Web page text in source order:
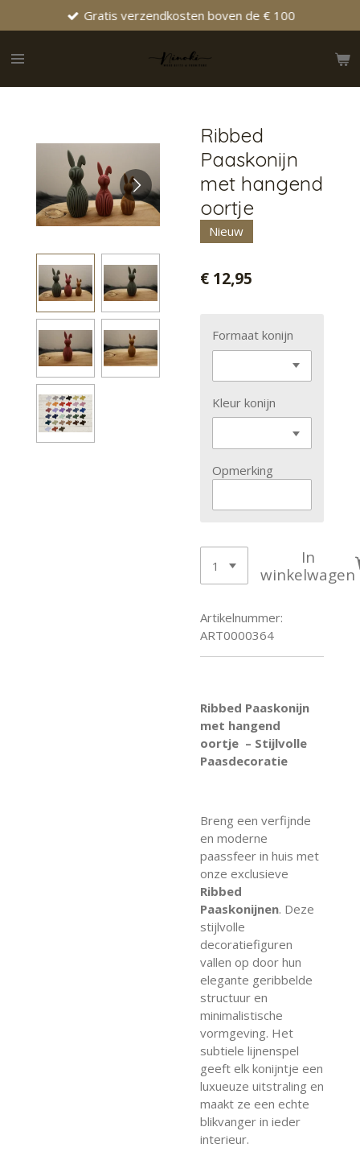
direct
naar
hoofdinhoud
Gratis verzendkosten boven de € 100
Ribbed
Paaskonijn
met hangend
oortje
Nieuw
€ 12,95
Formaat konijn
Kleur konijn
Opmerking
In
winkelwagen
Artikelnummer:
ART0000364
Ribbed Paaskonijn
met hangend
oortje – Stijlvolle
Paasdecoratie
Breng een verfijnde
en moderne
paassfeer in huis met
onze exclusieve
Ribbed
Paaskonijnen. Deze
stijlvolle
decoratiefiguren
vallen op door hun
elegante geribbelde
structuur en
minimalistische
vormgeving. Het
subtiele lijnenspel
geeft elk konijntje een
luxueuze uitstraling en
maakt ze een echte
blikvanger in ieder
interieur.